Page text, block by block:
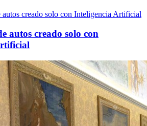
autos creado solo con